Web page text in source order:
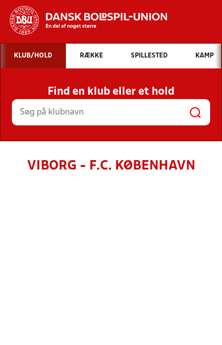
Hvad vil du søge efter?
INDHOLD OG NYHEDER
STILLINGER, RESULTATER, KLUBBER OG
HOLD
KLUB/HOLD RÆKKE SPILLESTED KAMP
Find en klub eller et hold
VIBORG - F.C. KØBENHAVN